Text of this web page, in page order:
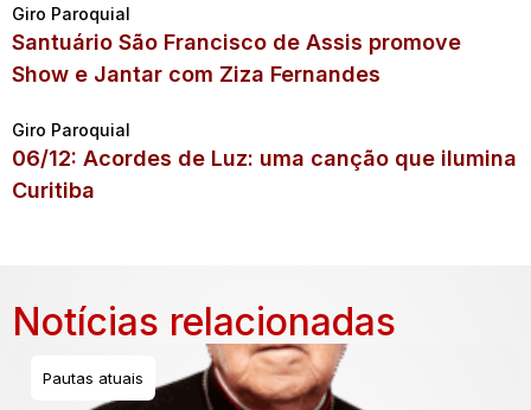
Giro Paroquial
Santuário São Francisco de Assis promove
Show e Jantar com Ziza Fernandes
Giro Paroquial
06/12: Acordes de Luz: uma canção que ilumina
Curitiba
Notícias relacionadas
Pautas atuais